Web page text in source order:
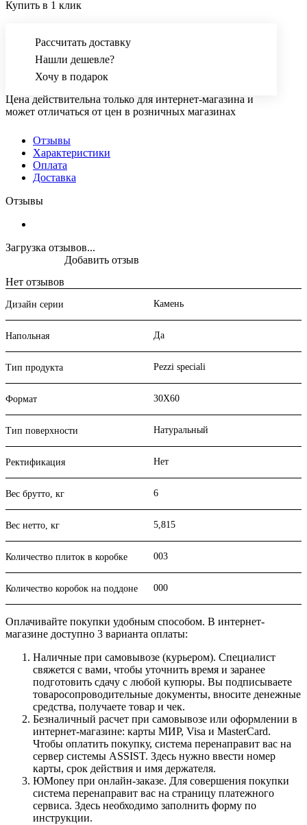
Купить в 1 клик
Рассчитать доставку
Нашли дешевле?
Хочу в подарок
Цена действительна только для интернет-магазина и
может отличаться от цен в розничных магазинах
Отзывы
Характеристики
Оплата
Доставка
Отзывы
Загрузка отзывов...
Нет отзывов
Добавить отзыв
Дизайн серии Камень
Напольная Да
Тип продукта Pezzi speciali
Формат 30X60
Тип поверхности Натуральный
Ректификация Нет
Вес брутто, кг 6
Вес нетто, кг 5,815
Количество плиток в коробке 003
Количество коробок на поддоне 000
Оплачивайте покупки удобным способом. В интернет-
магазине доступно 3 варианта оплаты:
Наличные при самовывозе (курьером). Специалист
свяжется с вами, чтобы уточнить время и заранее
подготовить сдачу с любой купюры. Вы подписываете
товаросопроводительные документы, вносите денежные
средства, получаете товар и чек.
Безналичный расчет при самовывозе или оформлении в
интернет-магазине: карты МИР, Visa и MasterCard.
Чтобы оплатить покупку, система перенаправит вас на
сервер системы ASSIST. Здесь нужно ввести номер
карты, срок действия и имя держателя.
ЮMoney при онлайн-заказе. Для совершения покупки
система перенаправит вас на страницу платежного
сервиса. Здесь необходимо заполнить форму по
инструкции.